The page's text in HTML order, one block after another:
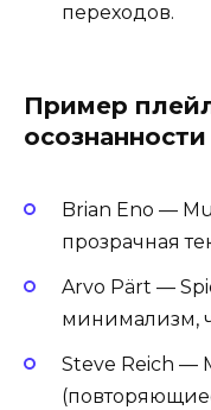
переходов.
Пример
осознанности
Brian Eno —
прозрачная
Arvo Pärt —
минимализм,
Steve Reich —